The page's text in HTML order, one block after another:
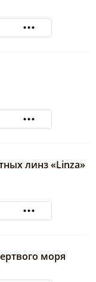
линз «Linza»
моря